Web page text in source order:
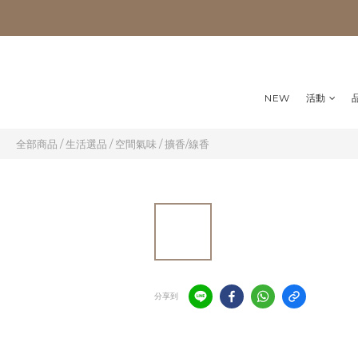
NEW 活動
全部商品 /生活選品 /空間氣味 /擴香/線香
分享到